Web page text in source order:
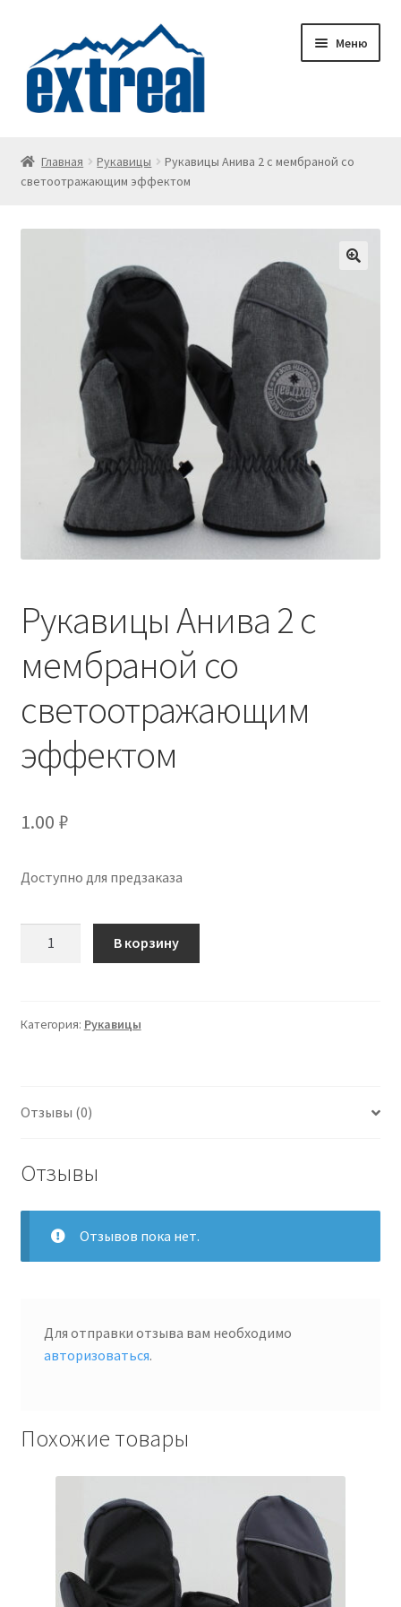
навигации
содержимому
Меню
Wishlist
Корзина
Личный кабинет
О доставке
О компании
Обратная связь
Оформить заказ
Правила и условия
Товары
Главная Рукавицы
Рукавицы Анива 2 с мембраной со
светоотражающим эффектом
Рукавицы Анива 2 с
мембраной со
светоотражающим
эффектом
1.00 ₽
Доступно для предзаказа
с
эффектом
В корзину
Категория: Рукавицы
Отзывы (0)
Отзывы
Отзывов пока нет.
Для отправки отзыва вам необходимо
авторизоваться.
Похожие товары